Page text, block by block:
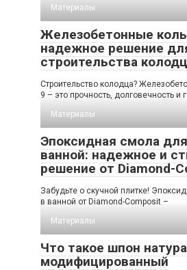
Материалы
Железобетонные
надежное решение
строительства
Строительство колодца?
9 – это прочность, долговечность и
Материалы
Эпоксидная смола
ванной: надежное и
решение от Diamond-
Забудьте о скучной плитке!
в ванной от Diamond-Composit –
Материалы
Что такое шпон
модифицированный